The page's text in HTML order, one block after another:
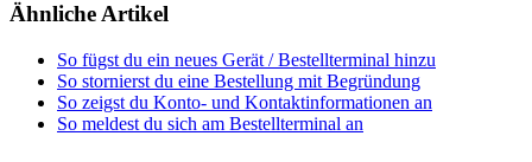
Ähnliche Artikel
So fügst du ein neues Gerät / Bestellterminal hinzu
So stornierst du eine Bestellung mit Begründung
So zeigst du Konto- und Kontaktinformationen an
So meldest du sich am Bestellterminal an